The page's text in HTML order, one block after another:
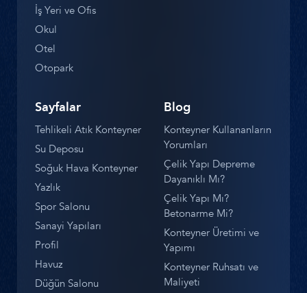
İş Yeri ve Ofis
Okul
Otel
Otopark
Sayfalar
Tehlikeli Atık Konteyner
Su Deposu
Soğuk Hava Konteyner
Yazlık
Spor Salonu
Sanayi Yapıları
Profil
Havuz
Düğün Salonu
Blog
Konteyner Kullananların
Yorumları
Çelik Yapı Depreme
Dayanıklı Mı?
Çelik Yapı Mı?
Betonarme Mi?
Konteyner Üretimi ve
Yapımı
Konteyner Ruhsatı ve
Maliyeti